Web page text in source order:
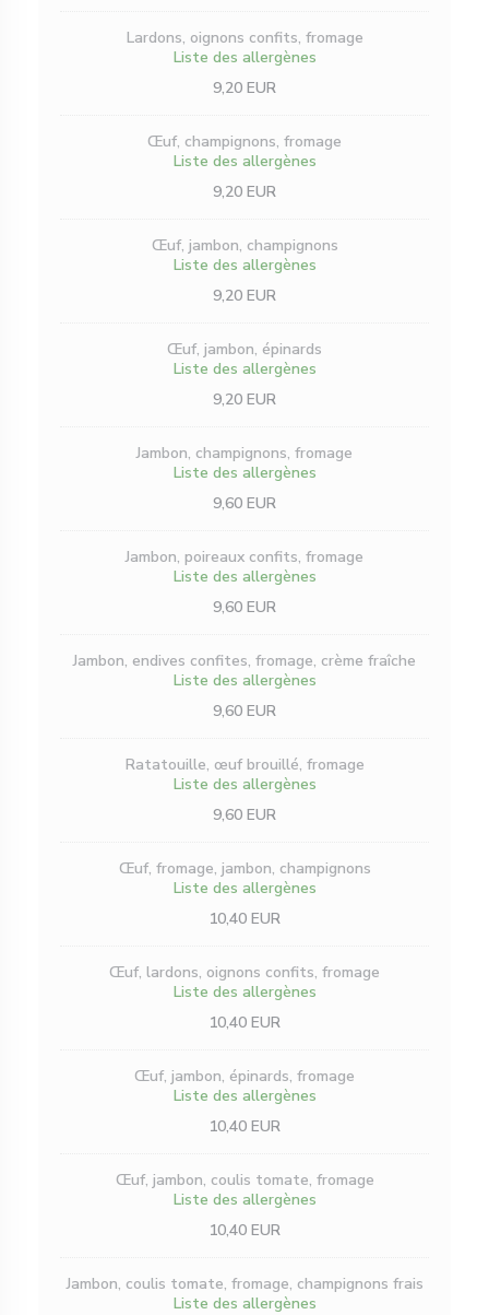
Lardons, oignons confits, fromage
Liste des allergènes
9,20 EUR
Œuf, champignons, fromage
Liste des allergènes
9,20 EUR
Œuf, jambon, champignons
Liste des allergènes
9,20 EUR
Œuf, jambon, épinards
Liste des allergènes
9,20 EUR
Jambon, champignons, fromage
Liste des allergènes
9,60 EUR
Jambon, poireaux confits, fromage
Liste des allergènes
9,60 EUR
Jambon, endives confites, fromage, crème fraîche
Liste des allergènes
9,60 EUR
Ratatouille, œuf brouillé, fromage
Liste des allergènes
9,60 EUR
Œuf, fromage, jambon, champignons
Liste des allergènes
10,40 EUR
Œuf, lardons, oignons confits, fromage
Liste des allergènes
10,40 EUR
Œuf, jambon, épinards, fromage
Liste des allergènes
10,40 EUR
Œuf, jambon, coulis tomate, fromage
Liste des allergènes
10,40 EUR
Jambon, coulis tomate, fromage, champignons frais
Liste des allergènes